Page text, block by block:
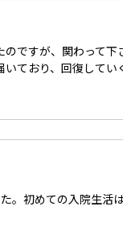
ですが、関わって下さ
ており、回復していく
。初めての入院生活は